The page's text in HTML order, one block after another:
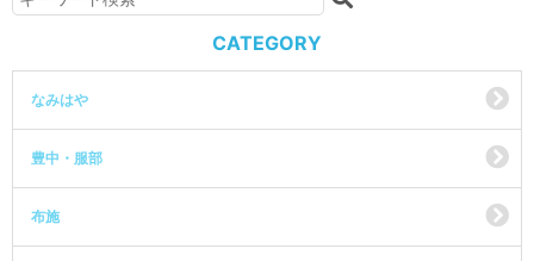
CATEGORY
なみはや
豊中・服部
布施